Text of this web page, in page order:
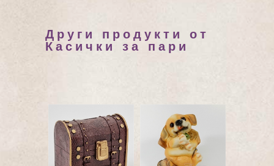
Други продукти от
Касички за пари